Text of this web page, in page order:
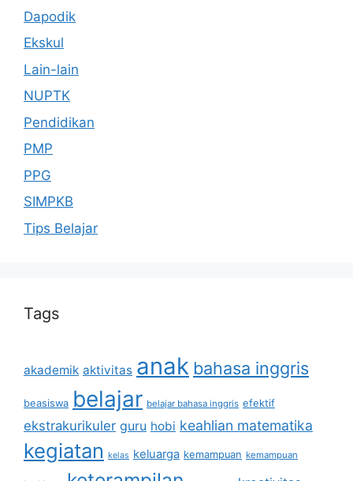
Dapodik
Ekskul
Lain-lain
NUPTK
Pendidikan
PMP
PPG
SIMPKB
Tips Belajar
Tags
akademik aktivitas anak bahasa inggris
beasiswa belajar belajar bahasa inggris efektif
ekstrakurikuler guru hobi keahlian matematika
kegiatan kelas keluarga kemampuan kemampuan